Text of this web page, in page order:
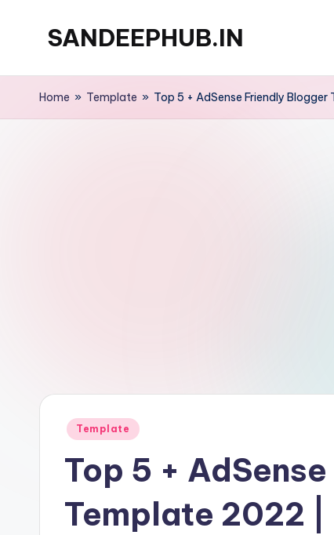
SANDEEPHUB.IN
Home » Template » Top 5 + AdSense Friendly
Posted
Template
Top 5 +
Template 2022 |